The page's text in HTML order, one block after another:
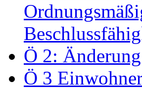
Ö 2:
Ö 3